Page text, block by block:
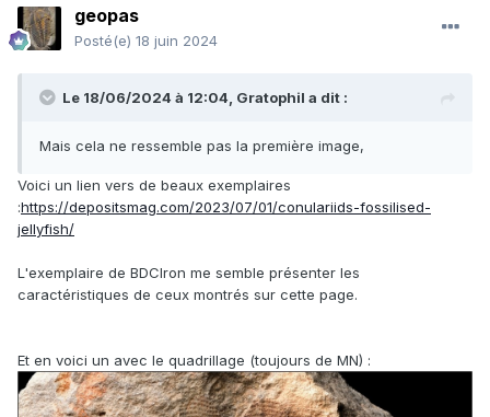
geopas
Posté(e) 18 juin 2024
Le 18/06/2024 à 12:04, Gratophil a dit :
Mais cela ne ressemble pas la première image,
Voici un lien vers de beaux exemplaires
:https://depositsmag.com/2023/07/01/conulariids-fossilised-
jellyfish/
L'exemplaire de BDCIron me semble présenter les
caractéristiques de ceux montrés sur cette page.
Et en voici un avec le quadrillage (toujours de MN) :